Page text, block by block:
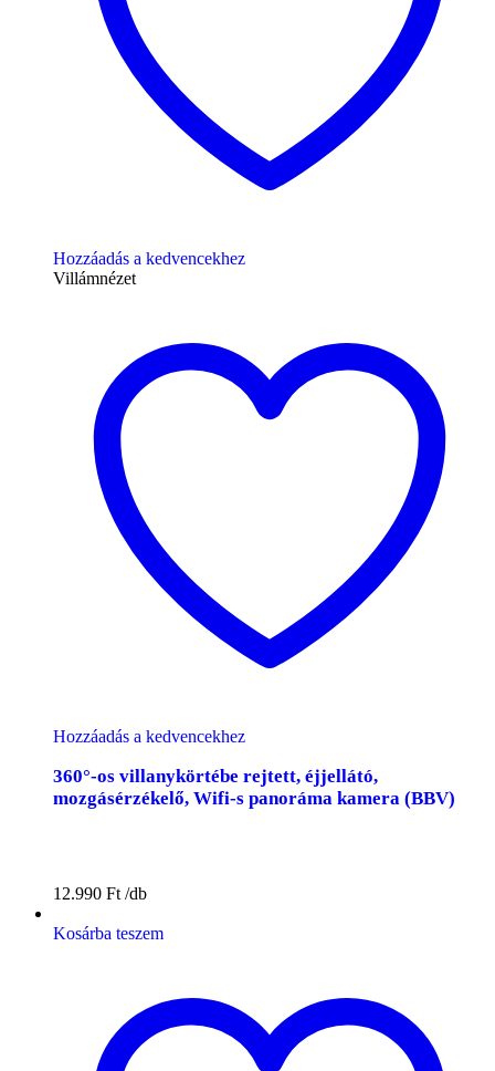
Hozzáadás a kedvencekhez
Villámnézet
Hozzáadás a kedvencekhez
360°-os villanykörtébe rejtett, éjjellátó,
mozgásérzékelő, Wifi-s panoráma kamera (BBV)
12.990 Ft
Kosárba teszem